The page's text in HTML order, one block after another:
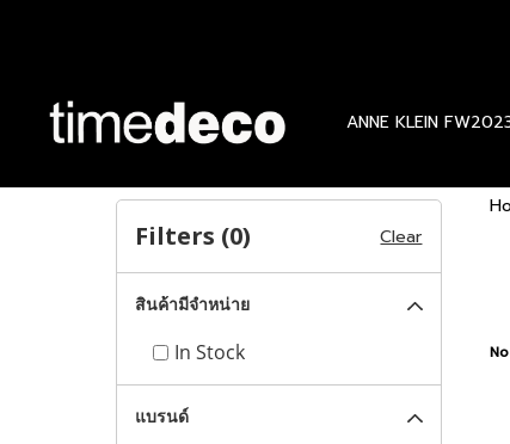
ANNE KLEIN
Filters (0) Clear
สินค้ามีจำหน่าย
In Stock
แบรนด์